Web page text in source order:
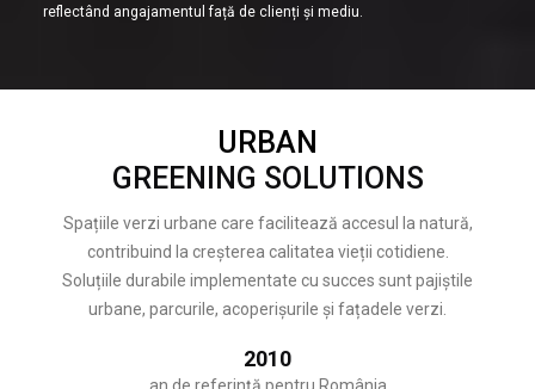
reflectând angajamentul față de clienți și mediu.
URBAN
GREENING SOLUTIONS
Spațiile verzi urbane care facilitează accesul la natură,
contribuind la creșterea calitatea vieții cotidiene.
Soluțiile durabile implementate cu succes sunt pajiștile
urbane, parcurile, acoperișurile și fațadele verzi.
2010